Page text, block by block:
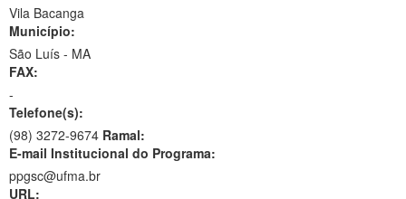
Vila Bacanga
Município:
São Luís - MA
FAX:
-
Telefone(s):
(98) 3272-9674 Ramal:
E-mail Institucional do Programa:
ppgsc@ufma.br
URL: